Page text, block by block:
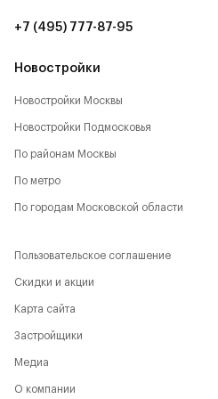
Новостройки
Новостройки Москвы
Новостройки Подмосковья
По районам Москвы
По метро
По городам Московской области
+7 (495) 777-87-95
Пользовательское соглашение
Скидки и акции
Карта сайта
Застройщики
Медиа
О компании